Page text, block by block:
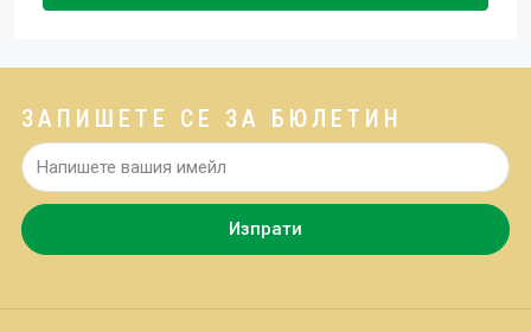
ЗАПИШЕТЕ СЕ ЗА БЮЛЕТИН
Изпрати